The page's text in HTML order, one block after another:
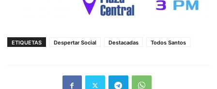
ETIQUETAS Despertar Social Destacadas Todos Santos